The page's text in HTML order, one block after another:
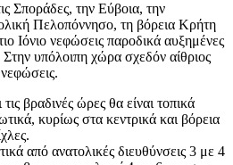
Σποράδες, την Εύβοια, την
Πελοπόννησο, τη βόρεια Κρήτη
Ιόνιο νεφώσεις παροδικά αυξημένες
Στην υπόλοιπη χώρα σχεδόν αίθριος
βραδινές ώρες θα είναι τοπικά
κυρίως στα κεντρικά και βόρεια
από ανατολικές διευθύνσεις 3 με 4